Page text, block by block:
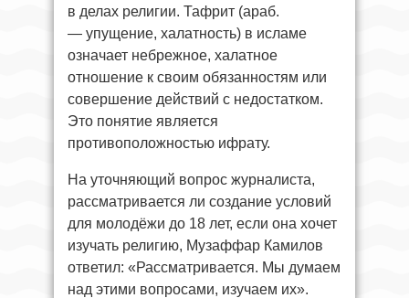
в делах религии. Тафрит (араб.
— упущение, халатность) в исламе
означает небрежное, халатное
отношение к своим обязанностям или
совершение действий с недостатком.
Это понятие является
противоположностью ифрату.
На уточняющий вопрос журналиста,
рассматривается ли создание условий
для молодёжи до 18 лет, если она хочет
изучать религию, Музаффар Камилов
ответил: «Рассматривается. Мы думаем
над этими вопросами, изучаем их».